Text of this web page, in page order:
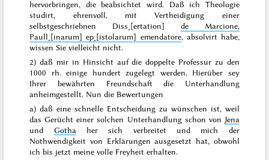
hervorbringen, die beabsichtet wird. Daß ich Theologie
studirt, ehrenvoll, mit Vertheidigung einer
selbstgeschriebnen Diss˖[ertation] de Marcione,
Paull˖[inarum] ep˖[istolarum] emendatore, absolvirt habe,
wissen Sie vielleicht nicht.
2) daß mir in Hinsicht auf die doppelte Professur zu den
1000 rh. einige hundert zugelegt werden. Hierüber sey
Ihrer bewährten Freundschaft die Unterhandlung
anheimgestellt. Nun die Bewertungen
a) daß eine schnelle Entscheidung zu wünschen ist, weil
das Gerücht einer solchen Unterhandlung schon von Jena
und Gotha her sich verbreitet und mich der
Nothwendigkeit von Erklärungen ausgesetzt hat, obwohl
ich bis jetzt meinevolle Freyheit erhalten.